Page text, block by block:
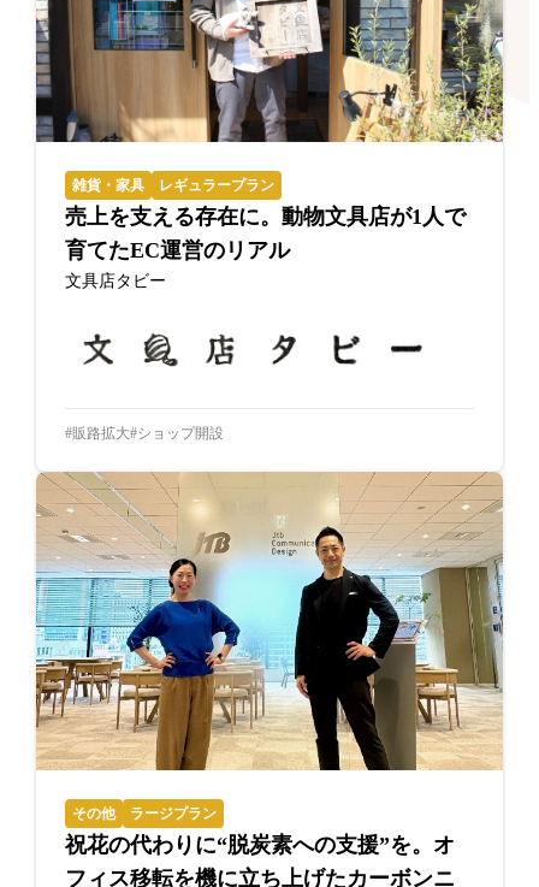
雑貨・家具 レギュラープラン
売上を支える存在に。動物文具店が1人で
育てたEC運営のリアル
文具店タビー
販路拡大 ショップ開設
その他 ラージプラン
祝花の代わりに“脱炭素への支援”を。オ
フィス移転を機に立ち上げたカーボンニ